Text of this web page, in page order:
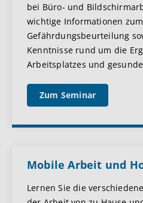
bei Büro- und
wichtige Informationen
Gefährdungsbeurteilung
Kenntnisse rund um die
Arbeitsplatzes und gesunde
Zum Seminar
Mobile Arbeit und
Lernen Sie die